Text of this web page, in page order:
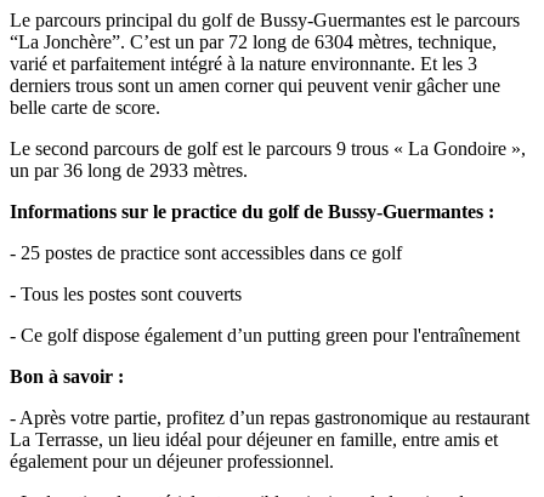
Le parcours principal du golf de Bussy-Guermantes est le parcours
“La Jonchère”. C’est un par 72 long de 6304 mètres, technique,
varié et parfaitement intégré à la nature environnante. Et les 3
derniers trous sont un amen corner qui peuvent venir gâcher une
belle carte de score.
Le second parcours de golf est le parcours 9 trous « La Gondoire »,
un par 36 long de 2933 mètres.
Informations sur le practice du golf de Bussy-Guermantes :
- 25 postes de practice sont accessibles dans ce golf
- Tous les postes sont couverts
- Ce golf dispose également d’un putting green pour l'entraînement
Bon à savoir :
- Après votre partie, profitez d’un repas gastronomique au restaurant
La Terrasse, un lieu idéal pour déjeuner en famille, entre amis et
également pour un déjeuner professionnel.